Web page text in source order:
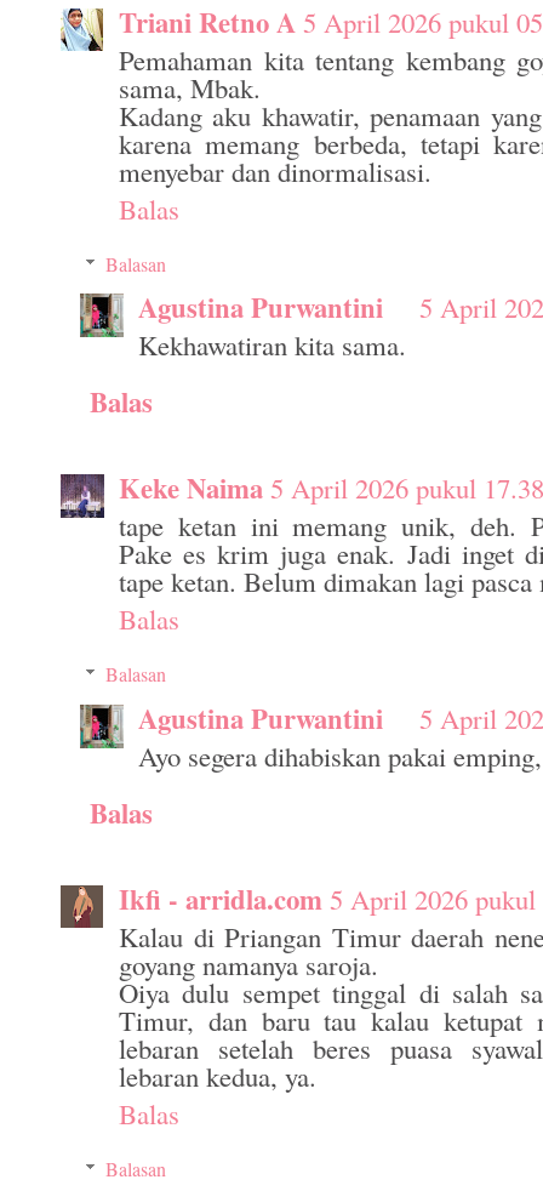
Triani Retno A 5 April 2026 pukul
Pemahaman kita tentang kembang
sama, Mbak.
Kadang aku khawatir, penamaan
karena memang berbeda, tetapi
menyebar dan dinormalisasi.
Balas
Balasan
Agustina Purwantini
5 April
Kekhawatiran kita sama.
Balas
Keke Naima 5 April 2026 pukul 17.38
tape ketan ini memang unik, deh.
Pake es krim juga enak. Jadi inget
tape ketan. Belum dimakan lagi
Balas
Balasan
Agustina Purwantini
5 April
Ayo segera dihabiskan pakai
Balas
Ikfi - arridla.com 5 April 2026 pukul
Kalau di Priangan Timur daerah
goyang namanya saroja.
Oiya dulu sempet tinggal di salah
Timur, dan baru tau kalau ketupat
lebaran setelah beres puasa
lebaran kedua, ya.
Balas
Balasan